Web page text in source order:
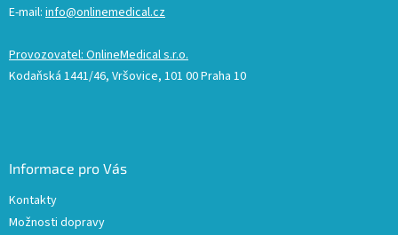
E-mail: info@onlinemedical.cz
Provozovatel: OnlineMedical s.r.o.
Kodaňská 1441/46, Vršovice, 101 00 Praha 10
Informace pro Vás
Kontakty
Možnosti dopravy